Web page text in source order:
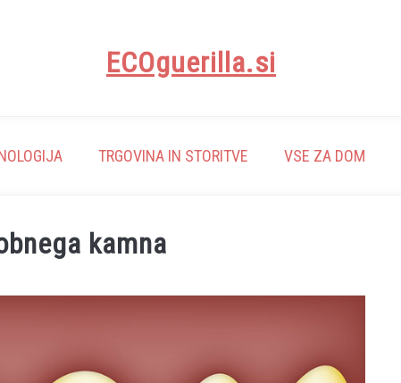
ECOguerilla.si
TRGOVINA IN STORITVE VSE ZA DOM
kamna